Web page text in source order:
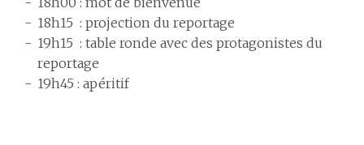
18h15 : projection du reportage
19h15 : table ronde avec des protagonistes du
reportage
19h45 : apéritif